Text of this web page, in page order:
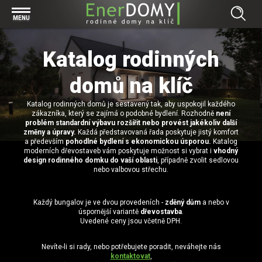
MENU
Prohlížet vše v kategorii Bungalovy
Concept
Exclusive
Effective
Economy
Prohlížet vše v kategorii Projekty
Individuální projekty
Typové řešení
Prohlížet vše v kategorii Technologie
Základová deska
Technologie domu
Zděné domy na klíč
Dřevostavby
Prohlížet vše v kategorii Kontakt
Pracovní pozice
Bezpečnost a ochrana osobních údajů
Prohlížet vše v kategorii Magazín
Financování výstavby rodinného domu
Bungalov, nebo patrový dům? Každý má svá pro a proti
Přízemní rodinné domy
RD Dobrovice
RD Zhoř u Jihlavy
Prohlížet vše v kategorii Reference
Video EnerDOMY s.r.o.
Katalog rodinných
domů na klíč
Katalog rodinných domů je sestavený tak, aby uspokojil každého
zákazníka, který se zajímá o podobné bydlení. Rozhodně není
problém standardní výbavu rozšířit nebo provést jakékoliv další
změny a úpravy. Každá představovaná řada poskytuje jistý komfort
a předevšímpohodlné bydlení s ekonomickou úsporou. Katalog
moderních dřevostaveb vám poskytuje možnost si vybrat i vhodný
design rodinného domku do vaší oblasti, případně zvolit sedlovou
nebo valbovou střechu.
Každý bungalov je ve dvou provedeních - zděný dům a nebo v
úspornější variantě dřevostavba.
Uvedené ceny jsou včetně DPH.
Nevíte-li si rady, nebo potřebujete poradit, neváhejte nás
kontaktovat,